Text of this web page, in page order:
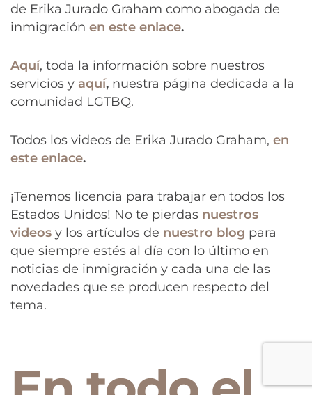
de Erika Jurado Graham como abogada de
inmigración en este enlace.
Aquí, toda la información sobre nuestros
servicios y aquí, nuestra página dedicada a la
comunidad LGTBQ.
Todos los videos de Erika Jurado Graham, en
este enlace.
¡Tenemos licencia para trabajar en todos los
Estados Unidos! No te pierdas nuestros
videos y los artículos de nuestro blog para
que siempre estés al día con lo último en
noticias de inmigración y cada una de las
novedades que se producen respecto del
tema.